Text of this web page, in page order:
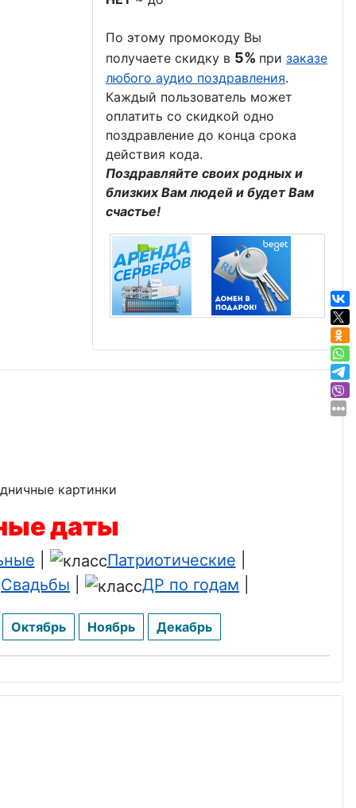
По этому промокоду Вы
получаете скидку в 5% при заказе
любого аудио поздравления.
Каждый пользователь может
оплатить со скидкой одно
поздравление до конца срока
действия кода.
Поздравляйте своих родных и
близких Вам людей и будет Вам
счастье!
даты
Патриотические
Свадьбы ДР по годам
Октябрь Ноябрь Декабрь